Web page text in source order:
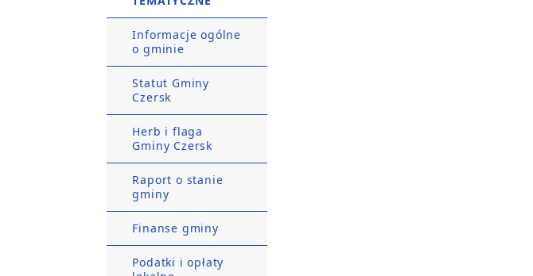
Informacje ogólne
o gminie
Statut Gminy
Czersk
Herb i flaga
Gminy Czersk
Raport o stanie
gminy
Finanse gminy
Podatki i opłaty